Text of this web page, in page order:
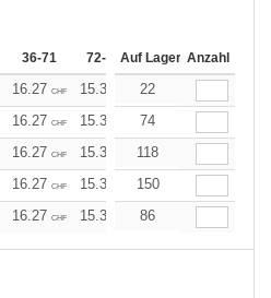
36-71 72-143 144-287 288 +
Auf Lager Anzahl
16.27 CHF 15.37 14.46
22
16.27 CHF 15.37 14.46
74
16.27 CHF 15.37 14.46
118
16.27 CHF 15.37 14.46
150
16.27 CHF 15.37 14.46
86